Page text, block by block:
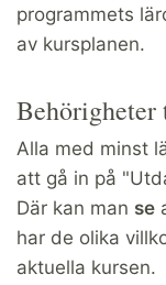
programmets
av kursplanen.
Alla med minst
att gå in på
Där kan man se
har de olika
aktuella kursen.